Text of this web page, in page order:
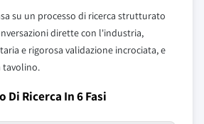
su un processo di ricerca strutturato
dirette con l'industria,
e rigorosa validazione incrociata, e
tavolino.
Di Ricerca In 6 Fasi